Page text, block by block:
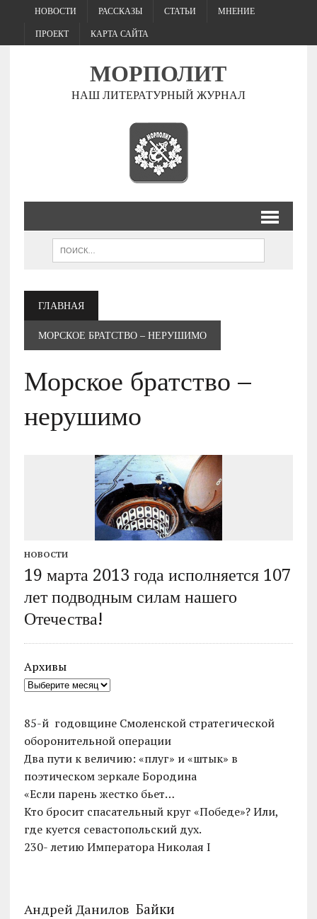
НОВОСТИ РАССКАЗЫ СТАТЬИ МНЕНИЕ
ПРОЕКТ КАРТА САЙТА
МОРПОЛИТ
НАШ ЛИТЕРАТУРНЫЙ ЖУРНАЛ
ГЛАВНАЯ
МОРСКОЕ БРАТСТВО – НЕРУШИМО
Морское братство –
нерушимо
НОВОСТИ
19 марта 2013 года исполняется 107
лет подводным силам нашего
Отечества!
Архивы
85-й годовщине Смоленской стратегической
оборонительной операции
Два пути к величию: «плуг» и «штык» в
поэтическом зеркале Бородина
«Если парень жестко бьет…
Кто бросит спасательный круг «Победе»? Или,
где куется севастопольский дух.
230- летию Императора Николая I
Андрей Данилов Байки